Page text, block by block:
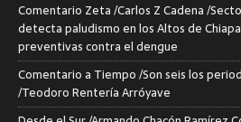
Comentario Zeta /Carlos Z Cadena /
detecta paludismo en los Altos de
preventivas contra el dengue
Comentario a Tiempo /Son seis los
/Teodoro Rentería Arróyave